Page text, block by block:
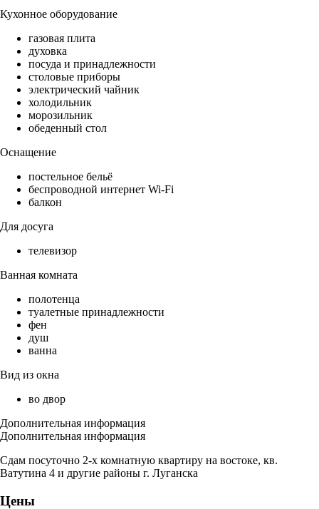
Кухонное оборудование
газовая плита
духовка
посуда и принадлежности
столовые приборы
электрический чайник
холодильник
морозильник
обеденный стол
Оснащение
постельное бельё
беспроводной интернет Wi-Fi
балкон
Для досуга
телевизор
Ванная комната
полотенца
туалетные принадлежности
фен
душ
ванна
Вид из окна
во двор
Дополнительная информация
Дополнительная информация
Сдам посуточно 2-х комнатную квартиру на востоке, кв.
Ватутина 4 и другие районы г. Луганска
Цены